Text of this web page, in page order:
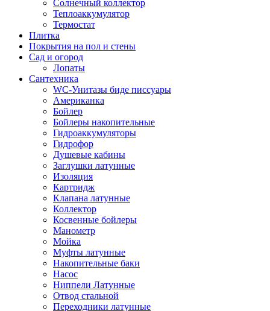
Солнечный коллектор
Теплоаккумулятор
Термостат
Плитка
Покрытия на пол и стены
Сад и огород
Лопаты
Сантехника
WC-Унитазы биде писсуары
Американка
Бойлер
Бойлеры накопительные
Гидроаккумуляторы
Гидрофор
Душевые кабины
Заглушки латунные
Изоляция
Картридж
Клапана латунные
Коллектор
Косвенные бойлеры
Манометр
Мойка
Муфты латунные
Накопительные баки
Насос
Ниппели Латунные
Отвод стальной
Переходники латунные